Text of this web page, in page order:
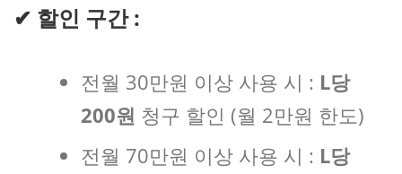
✔ 할인 구간 :
전월 30만원 이상 사용 시 : L당
200원 청구 할인 (월 2만원 한도)
전월 70만원 이상 사용 시 : L당